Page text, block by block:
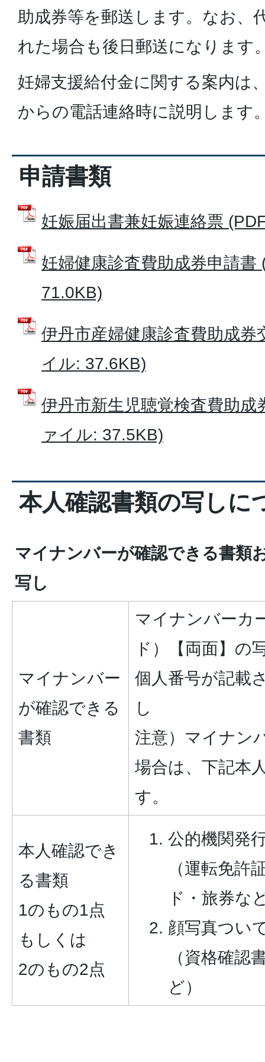
助成券等を郵送します。なお、
れた場合も後日郵送になります
妊婦支援給付金に関する案内は
からの電話連絡時に説明します
申請書類
妊娠届出書兼妊娠連絡票
妊婦健康診査費助成券申請書
71.0KB)
伊丹市産婦健康診査費助成券
イル: 37.6KB)
伊丹市新生児聴覚検査費助成
ァイル: 37.5KB)
本人確認書類の写しに
マイナンバーが確認できる書類
写し
マイナンバー
が確認できる
書類
マイナンバーカ
ド）【両面】の
個人番号が記載
し
注意）マイナン
場合は、下記本
す。
本人確認でき
る書類
1のもの1点
もしくは
2のもの2点
公的機関発
（運転免許
ド・旅券な
顔写真つい
（資格確認
ど）